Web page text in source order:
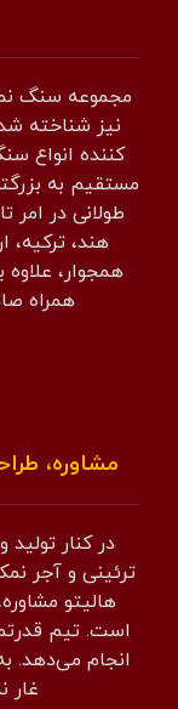
مجموعه سنگ
نیز شناخته
کننده انواع
مستقیم به
طولانی در
هند، ترکیه،
همجوار،
همراه
مشاوره،
در کنار
ترئینی و آجر
هالیتو
است. تیم
انجام می‌دهد.
غار